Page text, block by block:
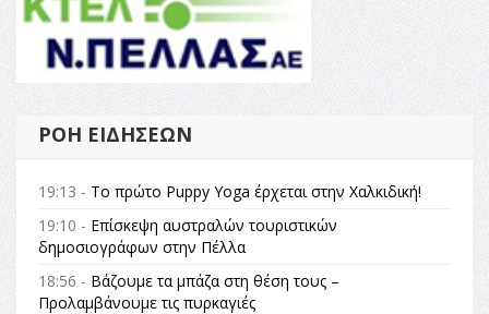
ΡΟΉ ΕΙΔΉΣΕΩΝ
19:13 - Το πρώτο Puppy Yoga έρχεται στην Χαλκιδική!
19:10 - Επίσκεψη αυστραλών τουριστικών
δημοσιογράφων στην Πέλλα
18:56 - Βάζουμε τα μπάζα στη θέση τους –
Προλαμβάνουμε τις πυρκαγιές